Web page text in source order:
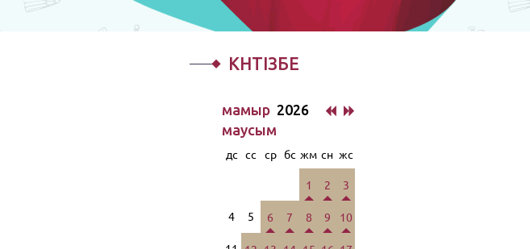
КҮНТІЗБЕ
мамыр 2026
маусым
дс сс ср бс жм сн жс
1 2 3
4 5 6 7 8 9 10